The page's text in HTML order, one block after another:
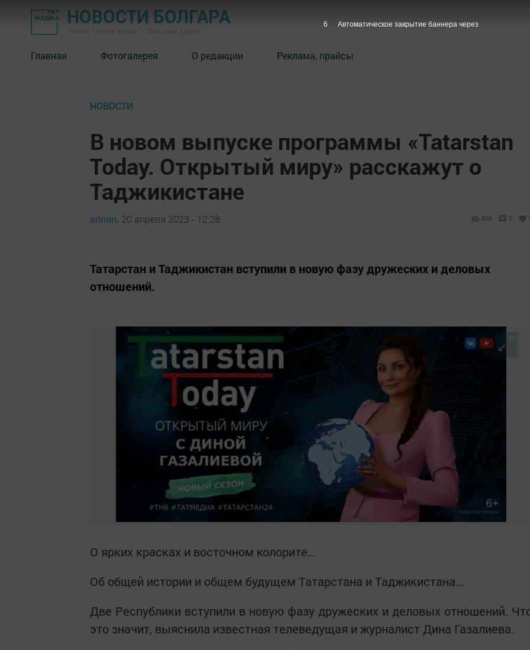
НОВОСТИ БОЛГАРА
Главная Фотогалерея О редакции Реклама, прайсы
НОВОСТИ
В новом выпуске программы «Tatarstan
Today. Открытый миру» расскажут о
Таджикистане
admin, 20 апреля 2023 - 12:28 908 0
Татарстан и Таджикистан вступили в новую фазу дружеских и деловых
отношений.
О ярких красках и восточном колорите…
Об общей истории и общем будущем Татарстана и Таджикистана…
Две Республики вступили в новую фазу дружеских и деловых отношений.
это значит, выяснила известная телеведущая и журналист Дина Газалиева.
5 Автоматическое закрытие баннера через